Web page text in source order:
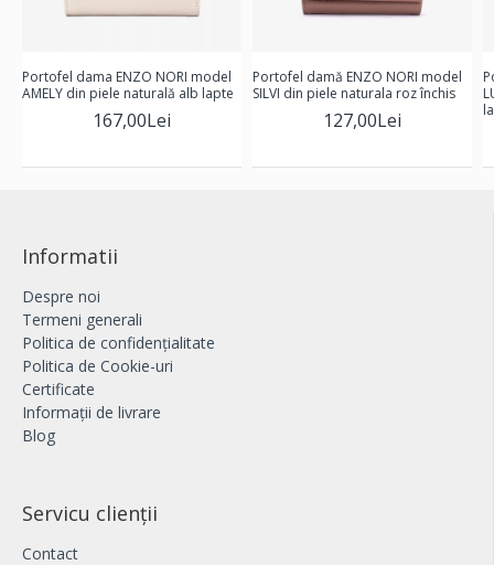
Portofel dama ENZO NORI model
AMELY din piele naturală alb lapte
167,00Lei
Portofel damă ENZO NORI model
SILVI din piele naturala roz închis
127,00Lei
Informatii
Despre noi
Termeni generali
Politica de confidențialitate
Politica de Cookie-uri
Certificate
Informații de livrare
Blog
Servicu clienții
Contact